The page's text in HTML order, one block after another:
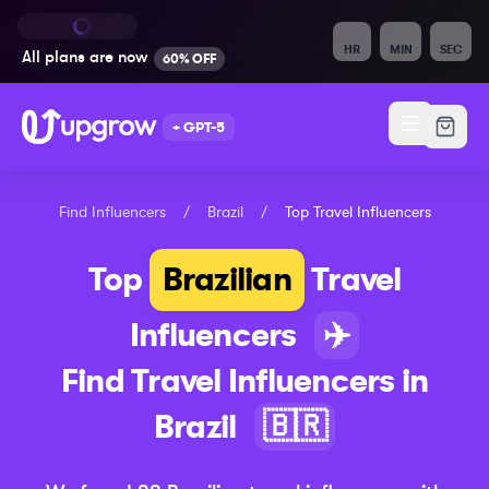
All plans are now 60% OFF
HR MIN SEC
+ GPT-5
Find Influencers / Brazil / Top TravelInfluencers
Top Brazilian Travel
Influencers
✈️
Find Travel Influencers in
Brazil
🇧🇷